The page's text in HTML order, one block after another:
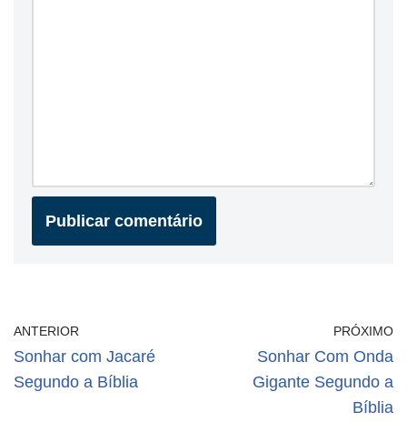
ANTERIOR
Sonhar com Jacaré
Segundo a Bíblia
PRÓXIMO
Sonhar Com Onda
Gigante Segundo a
Bíblia